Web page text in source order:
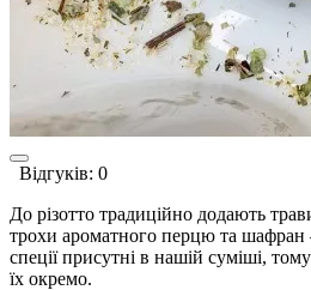
Відгуків: 0
До різотто традиційно додають
трохи ароматного перцю та шафран
спеції присутні в нашій суміші,
їх окремо.